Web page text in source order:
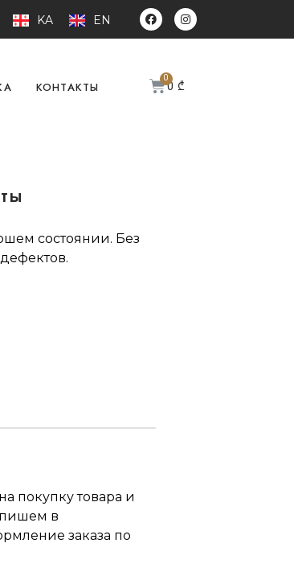
KA EN
КОНТАКТЫ 0₾
состоянии. Без
покупку товара и
в
заказа по